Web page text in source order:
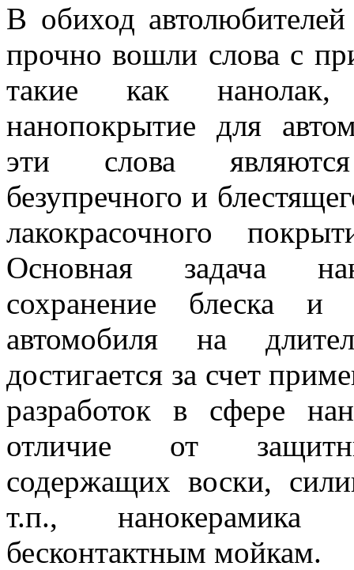
В обиход
прочно вошли слова с
такие как нанолак,
нанопокрытие для
эти слова
безупречного и
лакокрасочного
Основная задача
сохранение блеска и
автомобиля на
достигается за счет
разработок в сфере
отличие от
содержащих воски,
т.п., нанокерамика
бесконтактным мойкам.